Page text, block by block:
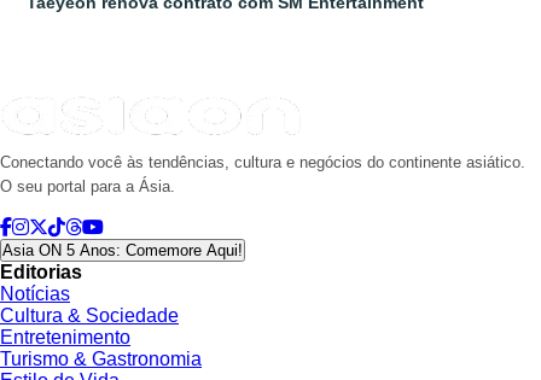
Conectando você às tendências, cultura e negócios do continente asiático.
O seu portal para a Ásia.
Asia ON 5 Anos: Comemore Aqui!
Editorias
Notícias
Cultura & Sociedade
Entretenimento
Turismo & Gastronomia